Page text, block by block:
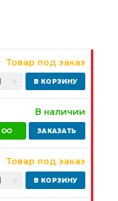
Товар под заказ
В наличии
Товар под заказ